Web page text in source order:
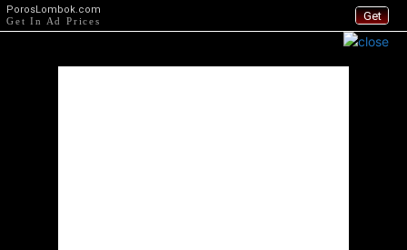
Get
PorosLombok.com
Get In Ad Prices